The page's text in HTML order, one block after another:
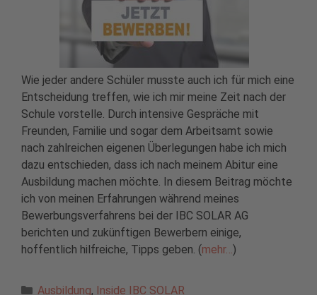
Wie jeder andere Schüler musste auch ich für mich eine
Entscheidung treffen, wie ich mir meine Zeit nach der
Schule vorstelle. Durch intensive Gespräche mit
Freunden, Familie und sogar dem Arbeitsamt sowie
nach zahlreichen eigenen Überlegungen habe ich mich
dazu entschieden, dass ich nach meinem Abitur eine
Ausbildung machen möchte. In diesem Beitrag möchte
ich von meinen Erfahrungen während meines
Bewerbungsverfahrens bei der IBC SOLAR AG
berichten und zukünftigen Bewerbern einige,
hoffentlich hilfreiche, Tipps geben. (mehr…)
Kategorien
Ausbildung, Inside IBC SOLAR